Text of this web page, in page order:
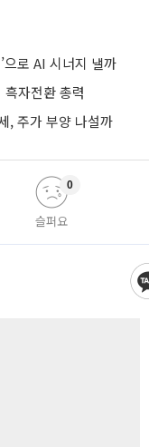
로 AI 시너지 낼까
자전환 총력
, 주가 부양 나설까
슬퍼요
0